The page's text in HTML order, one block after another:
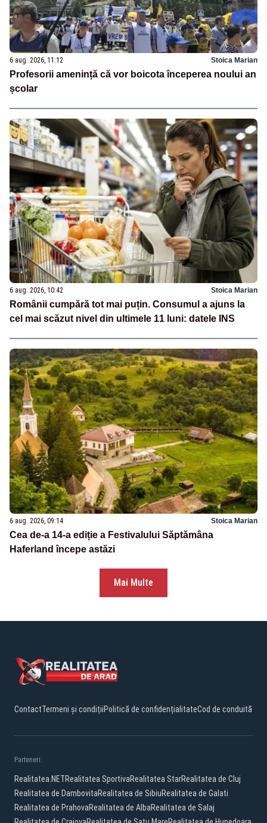
6 aug. 2026, 11:12 Stoica Marian
Profesorii amenință că vor boicota începerea noului an
școlar
6 aug. 2026, 10:42 Stoica Marian
Românii cumpără tot mai puțin. Consumul a ajuns la
cel mai scăzut nivel din ultimele 11 luni: datele INS
6 aug. 2026, 09:14 Stoica Marian
Cea de-a 14-a ediție a Festivalului Săptămâna
Haferland începe astăzi
Mai Multe
ContactTermeni și condițiiPolitică de confidențialitateCod de conduită
Parteneri:
Realitatea.NETRealitatea SportivaRealitatea StarRealitatea de Cluj
Realitatea de DambovitaRealitatea de SibiuRealitatea de Galati
Realitatea de PrahovaRealitatea de AlbaRealitatea de Salaj